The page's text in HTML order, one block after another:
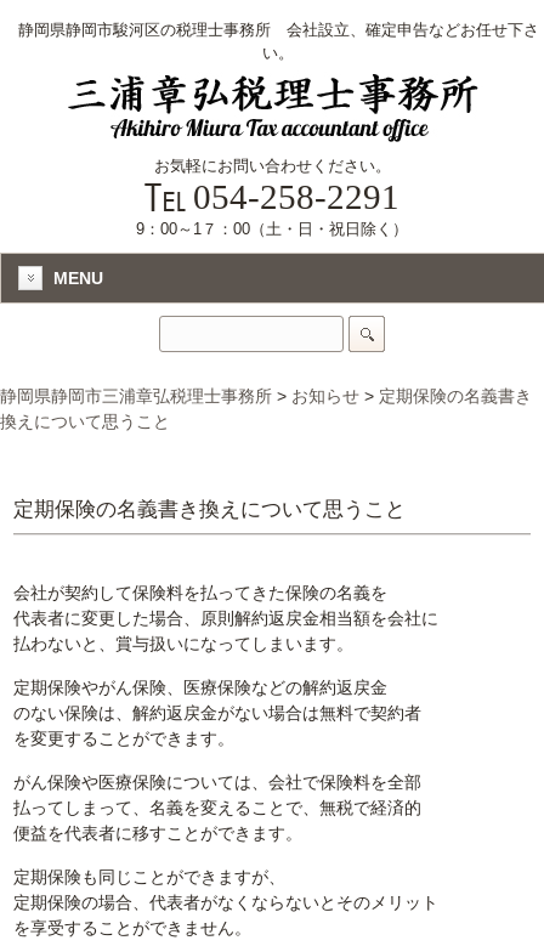
静岡県静岡市駿河区の税理士事務所 会社設立、確定申告などお任せ下さ
い。
お気軽にお問い合わせください。
054-258-2291
9：00～1７：00（土・日・祝日除く）
MENU
静岡県静岡市三浦章弘税理士事務所 > お知らせ > 定期保険の名義書き
換えについて思うこと
定期保険の名義書き換えについて思うこと
会社が契約して保険料を払ってきた保険の名義を
代表者に変更した場合、原則解約返戻金相当額を会社に
払わないと、賞与扱いになってしまいます。
定期保険やがん保険、医療保険などの解約返戻金
のない保険は、解約返戻金がない場合は無料で契約者
を変更することができます。
がん保険や医療保険については、会社で保険料を全部
払ってしまって、名義を変えることで、無税で経済的
便益を代表者に移すことができます。
定期保険も同じことができますが、
定期保険の場合、代表者がなくならないとそのメリット
を享受することができません。